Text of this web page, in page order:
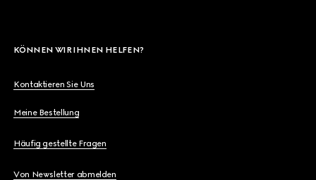
KÖNNEN WIR IHNEN HELFEN?
Kontaktieren Sie Uns
Meine Bestellung
Häufig gestellte Fragen
Von Newsletter abmelden